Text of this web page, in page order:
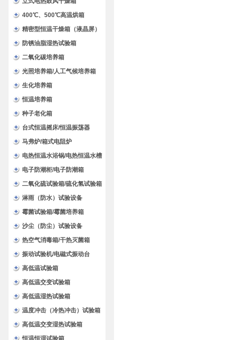
400℃、500℃高温烘箱
精密型恒温干燥箱（液晶屏）
防锈油脂湿热试验箱
二氧化碳培养箱
光照培养箱/人工气候培养箱
生化培养箱
恒温培养箱
种子老化箱
台式恒温摇床/恒温振荡器
马弗炉/箱式电阻炉
电热恒温水浴锅/电热恒温水槽
电子防潮柜/电子防潮箱
二氧化硫试验箱/硫化氢试验箱
淋雨（防水）试验设备
霉菌试验箱/霉菌培养箱
沙尘（防尘）试验设备
热空气消毒箱/干热灭菌箱
振动试验机/电磁式振动台
高低温试验箱
高低温交变试验箱
高低温湿热试验箱
温度冲击（冷热冲击）试验箱
高低温交变湿热试验箱
恒温恒湿试验箱